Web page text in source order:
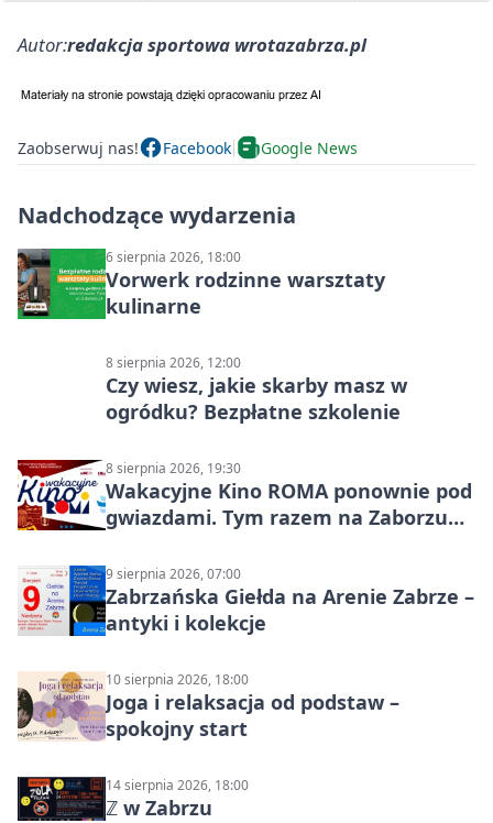
Autor:redakcja sportowa wrotazabrza.pl
Zaobserwuj nas! Facebook Google News
Nadchodzące wydarzenia
6 sierpnia 2026, 18:00
Vorwerk rodzinne warsztaty
kulinarne
8 sierpnia 2026, 12:00
Czy wiesz, jakie skarby masz w
ogródku? Bezpłatne szkolenie
8 sierpnia 2026, 19:30
Wakacyjne Kino ROMA ponownie pod
gwiazdami. Tym razem na Zaborzu
9 sierpnia 2026, 07:00
Zabrzańska Giełda na Arenie Zabrze –
antyki i kolekcje
10 sierpnia 2026, 18:00
Joga i relaksacja od podstaw –
spokojny start
14 sierpnia 2026, 18:00
ℤ w Zabrzu